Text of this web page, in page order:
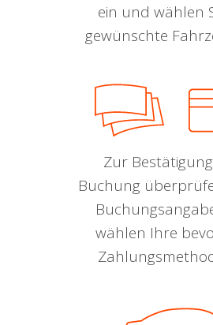
ein und wählen
gewünschte
Zur
Buchung
wählen Ihre